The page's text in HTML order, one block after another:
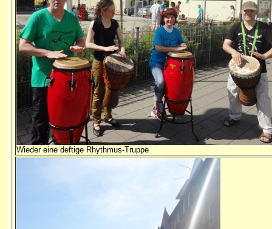
Wieder eine deftige Rhythmus-Truppe